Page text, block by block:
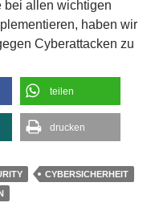
bei allen wichtigen
haben wir
Cyberattacken zu
teilen
drucken
CYBERSICHERHEIT